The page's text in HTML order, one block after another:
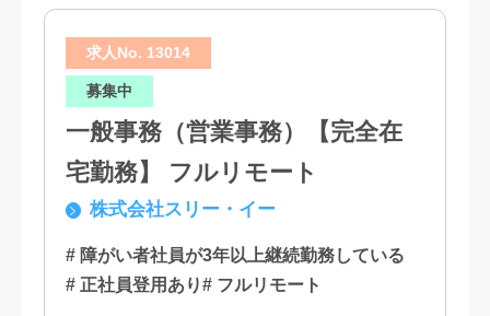
求人No. 13014
募集中
一般事務（営業事務）【完全在
宅勤務】 フルリモート
株式会社スリー・イー
# 障がい者社員が3年以上継続勤務している
# 正社員登用あり# フルリモート